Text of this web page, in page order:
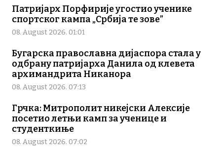
Патријарх Порфирије угостио ученике
спортског кампа „Србија те зове”
08. August 2026. 01:01
Бугарска православна дијаспора стала у
одбрану патријарха Данила од клевета
архимандрита Никанора
08. August 2026. 07:13
Грчка: Митрополит никејски Алексије
посетио летњи камп за ученице и
студенткиње
08. August 2026. 07:02